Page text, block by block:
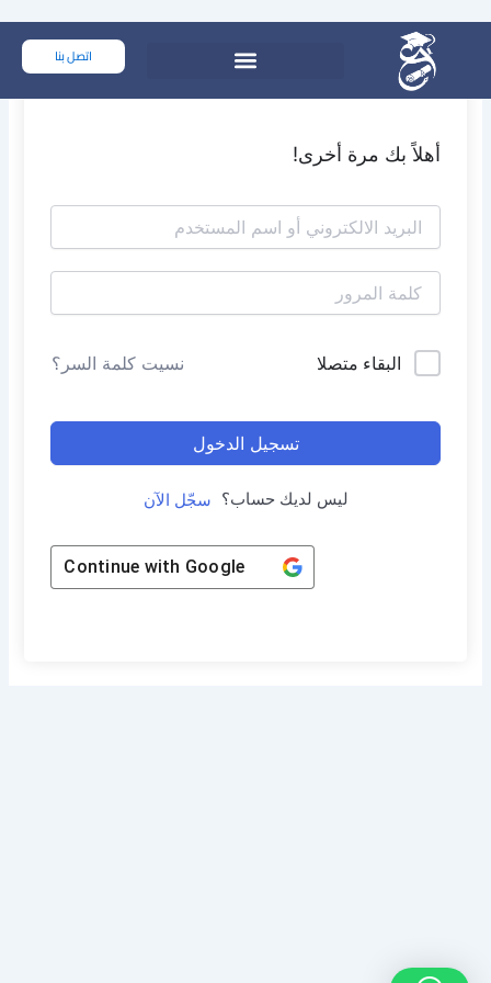
المحتوى
اتصل بنا
أهلاً بك مرة أخرى!
البقاء متصلا نسيت كلمة السر؟
تسجيل الدخول
ليس لديك حساب؟ سجّل الآن
Continue with Google